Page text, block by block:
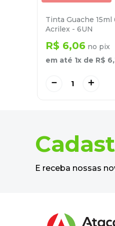
Tinta Guache
Acrilex - 6UN
R$ 6,06 no pix
em até 1x de R$ 6,
＋
－
E receba nossas